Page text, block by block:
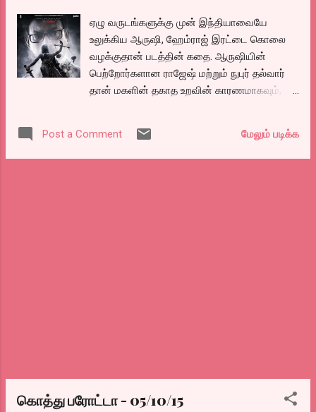
ஆட்சியில் செய்யாத ஊழலா, இப்போது
நடக்காததா? மாற்றி மாற்றி இவர்களையே
தெரிந்தெடுத்தது நமது தவறு என்றே தான்
தோன்றுகிறது. சரி. அதுக்கு பதிலாய் ப.ம.காவை
செலக்ட் செய்யலாமென்றால். இருபது முப்பது
பணக்காரர்களாய் இருந்தவர்களின் சொத்து
ஏழு வருடங்களுக்கு முன் இந்தியாவையே
உலுக்கிய ஆருஷி, ஹேம்ராஜ் இரட்டை கொலை
வழக்குதான் படத்தின் கதை. ஆருஷியின்
பெற்றோர்களான ராஜேஷ் மற்றும் நுபுர் தல்வார்
தான் மகளின் தகாத உறவின் காரணமாகவும்,
அக்காலத்தில் மீடியா தன் வசம் எடுத்து
பரபரப்பாக பேசப்பட்ட வழக்கை
Post a Comment மேலும் படிக்க
கொத்து பரோட்டா - 05/10/15